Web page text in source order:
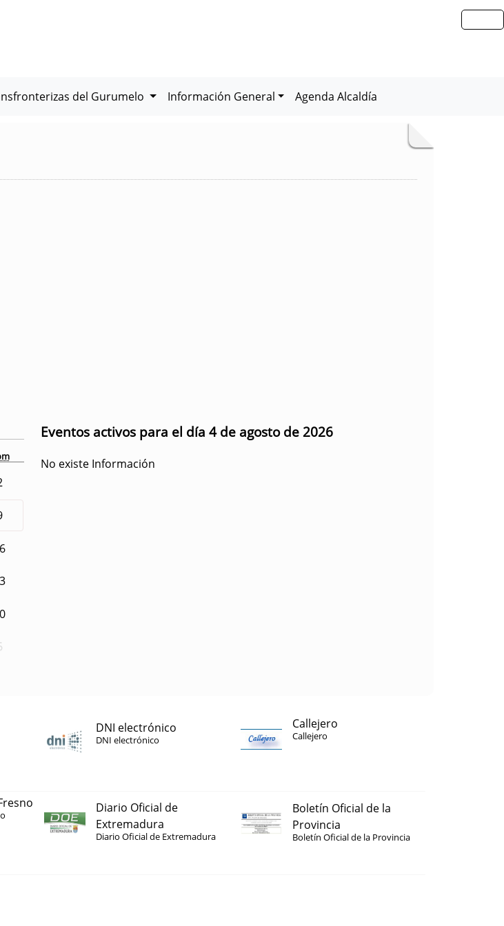
del Gurumelo Información General Agenda Alcaldía
Eventos activos para el día 4 de agosto de 2026
No existe Información
DNI electrónico
DNI electrónico
Callejero
Callejero
Diario Oficial de
Extremadura
Diario Oficial de Extremadura
Boletín Oficial de la
Provincia
Boletín Oficial de la Provincia